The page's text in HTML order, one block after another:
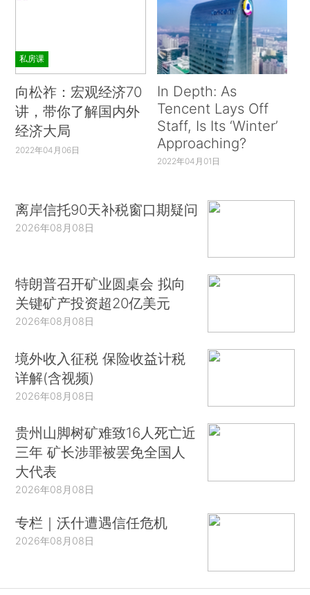
私房课
向松祚：宏观经济70
讲，带你了解国内外
经济大局
2022年04月06日
In Depth: As
Tencent Lays Off
Staff, Is Its ‘Winter’
Approaching?
2022年04月01日
离岸信托90天补税窗口期疑问
2026年08月08日
特朗普召开矿业圆桌会 拟向
关键矿产投资超20亿美元
2026年08月08日
境外收入征税 保险收益计税
详解(含视频)
2026年08月08日
贵州山脚树矿难致16人死亡近
三年 矿长涉罪被罢免全国人
大代表
2026年08月08日
专栏｜沃什遭遇信任危机
2026年08月08日